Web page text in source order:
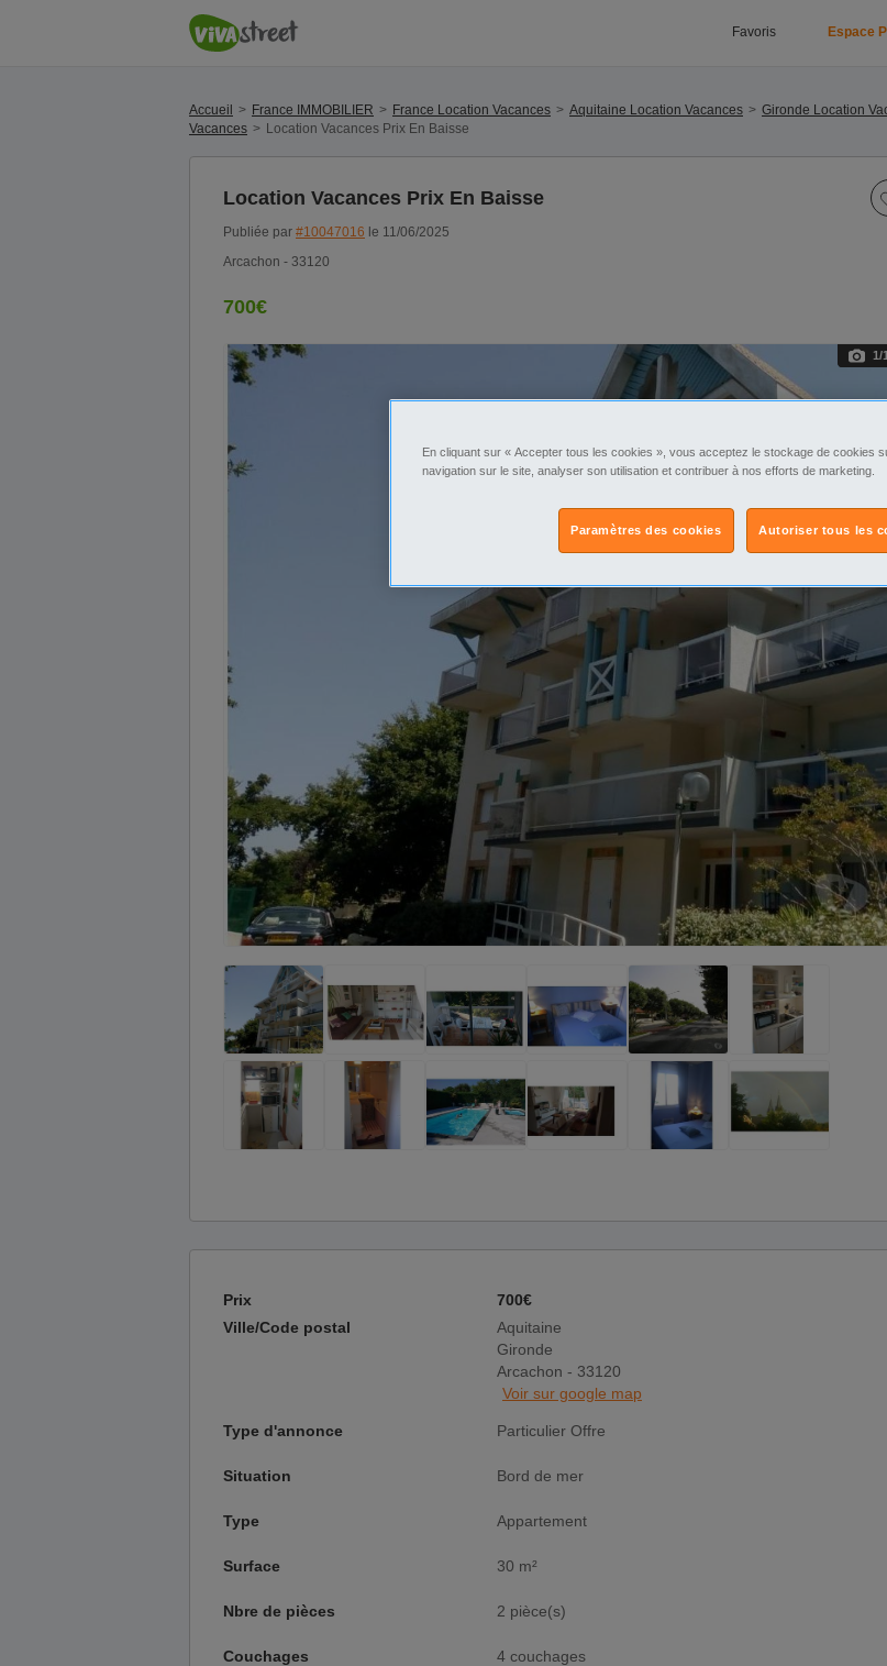
Favoris Espace
Accueil France IMMOBILIER France Location Vacances Aquitaine Location Vacances Gironde Location
Vacances
Location Vacances Prix En Baisse
Location Vacances Prix En Baisse
Publiée par #10047016 le 11/06/2025
Arcachon - 33120
700€
1/
Prix
700€
Ville/Code postal
Aquitaine
Gironde
Arcachon - 33120
Voir sur google map
Type d'annonce Particulier Offre
Situation Bord de mer
Type Appartement
Surface 30 m²
Nbre de pièces 2 pièce(s)
Couchages 4 couchages
En cliquant sur « Accepter tous les cookies », vous acceptez le stockage de cookies
navigation sur le site, analyser son utilisation et contribuer à nos efforts de marketing.
Autoriser tous les
Paramètres des cookies